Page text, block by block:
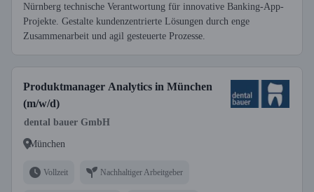
Nürnberg technische Verantwortung für innovative Banking-App-
Projekte. Gestalte kundenzentrierte Lösungen durch enge
Zusammenarbeit und agil gesteuerte Prozesse.
Produktmanager Analytics in München
(m/w/d)
dental bauer GmbH
München
Vollzeit Nachhaltiger Arbeitgeber